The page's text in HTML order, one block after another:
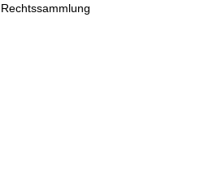
Rechtssammlung